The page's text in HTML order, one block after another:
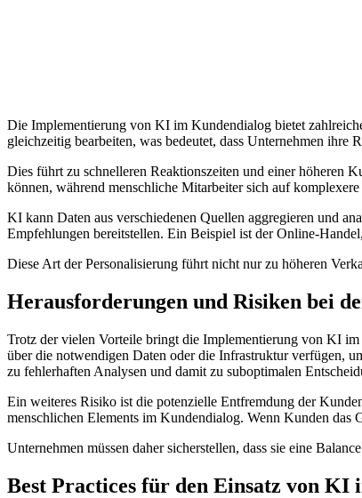
Die Implementierung von KI im Kundendialog bietet
gleichzeitig bearbeiten, was bedeutet, dass Unternehmen ihre
Dies führt zu schnelleren Reaktionszeiten und einer höheren
können, während menschliche Mitarbeiter sich auf
KI kann Daten aus verschiedenen Quellen aggregieren und
Empfehlungen bereitstellen. Ein Beispiel ist der Online-
Diese Art der Personalisierung führt nicht nur zu höheren
Herausforderungen und Risiken bei
Trotz der vielen Vorteile bringt die Implementierung von KI
über die notwendigen Daten oder die Infrastruktur verfügen,
zu fehlerhaften Analysen und damit zu suboptimalen
Ein weiteres Risiko ist die potenzielle Entfremdung der
menschlichen Elements im Kundendialog. Wenn Kunden das
Unternehmen müssen daher sicherstellen, dass sie eine
Best Practices für den Einsatz von KI